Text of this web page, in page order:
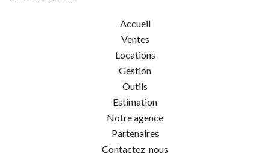
Accueil
Ventes
Locations
Gestion
Outils
Estimation
Notre agence
Partenaires
Contactez-nous